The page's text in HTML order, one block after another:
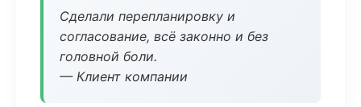
Сделали перепланировку и
согласование, всё законно и без
головной боли.
— Клиент компании